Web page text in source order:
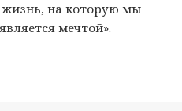
жизнь, на которую мы
мечтой».